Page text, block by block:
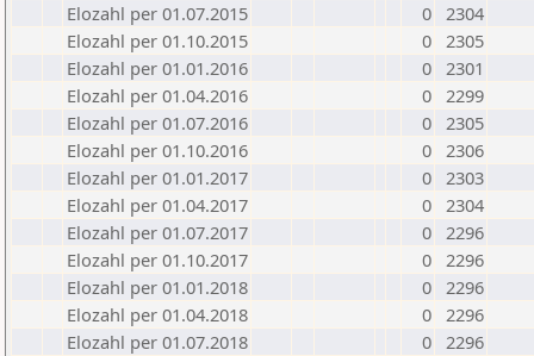
Elozahl per 01.07.2015
0 2304
Elozahl per 01.10.2015
0 2305
Elozahl per 01.01.2016
0 2301
Elozahl per 01.04.2016
0 2299
Elozahl per 01.07.2016
0 2305
Elozahl per 01.10.2016
0 2306
Elozahl per 01.01.2017
0 2303
Elozahl per 01.04.2017
0 2304
Elozahl per 01.07.2017
0 2296
Elozahl per 01.10.2017
0 2296
Elozahl per 01.01.2018
0 2296
Elozahl per 01.04.2018
0 2296
Elozahl per 01.07.2018
0 2296